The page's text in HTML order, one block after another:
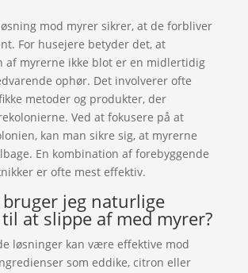
mod myrer sikrer, at de forbliver
For husejere betyder det, at
af myrerne ikke blot er en midlertidig
ophør. Det involverer ofte
metoder og produkter, der
Ved at fokusere på at
kan man sikre sig, at myrerne
En kombination af forebyggende
er ofte mest effektiv.
jeg naturlige
at slippe af med myrer?
løsninger kan være effektive mod
som eddike, citron eller